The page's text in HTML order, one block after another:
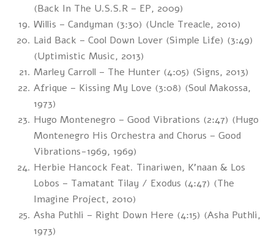
(Back In The U.S.S.R – EP, 2009)
Willis – Candyman (3:30) (Uncle Treacle, 2010)
Laid Back – Cool Down Lover (Simple Life) (3:49)
(Uptimistic Music, 2013)
Marley Carroll – The Hunter (4:05) (Signs, 2013)
Afrique – Kissing My Love (3:08) (Soul Makossa,
1973)
Hugo Montenegro – Good Vibrations (2:47) (Hugo
Montenegro His Orchestra and Chorus – Good
Vibrations-1969, 1969)
Herbie Hancock Feat. Tinariwen, K’naan & Los
Lobos – Tamatant Tilay / Exodus (4:47) (The
Imagine Project, 2010)
Asha Puthli – Right Down Here (4:15) (Asha Puthli,
1973)